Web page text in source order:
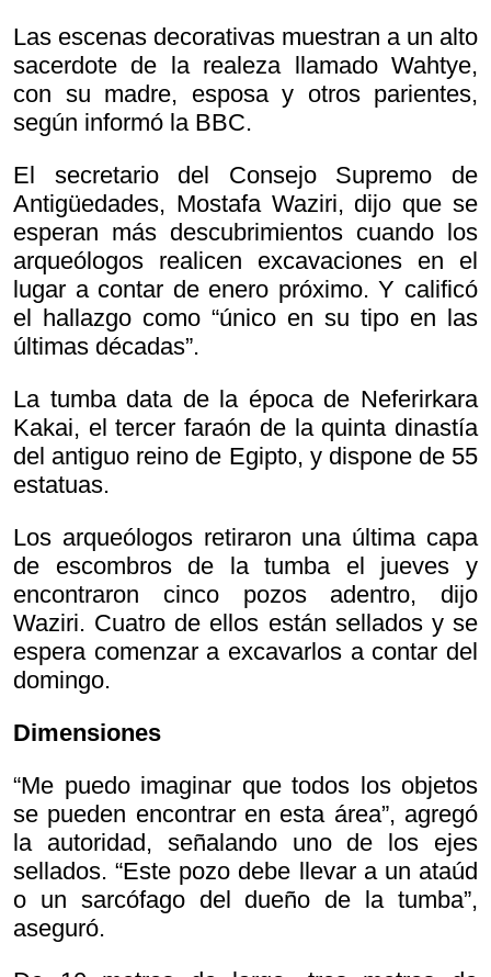
Las escenas decorativas muestran a un alto
sacerdote de la realeza llamado Wahtye,
con su madre, esposa y otros parientes,
según informó la BBC.
El secretario del Consejo Supremo de
Antigüedades, Mostafa Waziri, dijo que se
esperan más descubrimientos cuando los
arqueólogos realicen excavaciones en el
lugar a contar de enero próximo. Y calificó
el hallazgo como “único en su tipo en las
últimas décadas”.
La tumba data de la época de Neferirkara
Kakai, el tercer faraón de la quinta dinastía
del antiguo reino de Egipto, y dispone de 55
estatuas.
Los arqueólogos retiraron una última capa
de escombros de la tumba el jueves y
encontraron cinco pozos adentro, dijo
Waziri. Cuatro de ellos están sellados y se
espera comenzar a excavarlos a contar del
domingo.
Dimensiones
“Me puedo imaginar que todos los objetos
se pueden encontrar en esta área”, agregó
la autoridad, señalando uno de los ejes
sellados. “Este pozo debe llevar a un ataúd
o un sarcófago del dueño de la tumba”,
aseguró.